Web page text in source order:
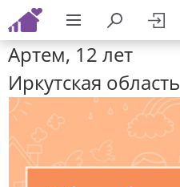
Артем, 12 лет
Иркутская область